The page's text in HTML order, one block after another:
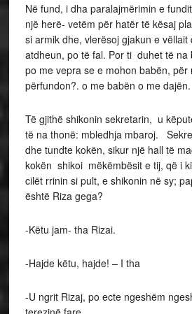
Në fund, i dha paralajmërimin e
një herë- vetëm për hatër të kësaj
si armik dhe, vlerësoj gjakun e
atdheun, po të fal. Por ti duhet të na
po me vepra se e mohon babën, për
përfundon?. o me babën o me dajën.
Të gjithë shikonin sekretarin, u
të na thonë: mbledhja mbaroj.
dhe tundte kokën, sikur një hall të
kokën shikoi mëkëmbësit e tij, që i
cilët rrinin si pult, e shikonin në sy;
është Riza gega?
-Këtu jam- tha Rizai.
-Hajde këtu, hajde! – I tha
-U ngrit Rizaj, po ecte ngeshëm